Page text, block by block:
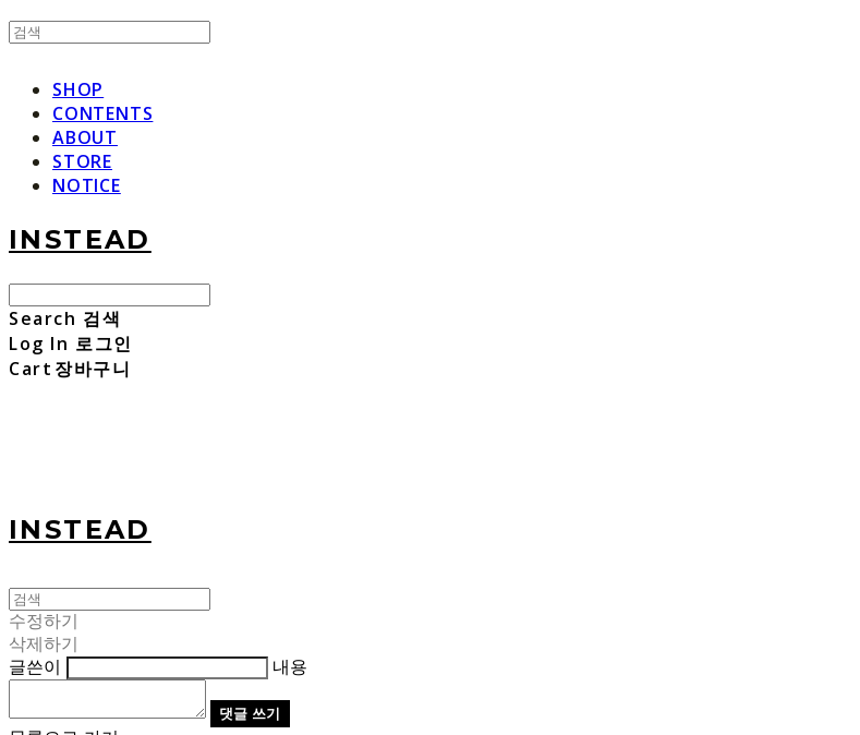
SHOP
CONTENTS
ABOUT
STORE
NOTICE
INSTEAD
Search 검색
Log In 로그인
Cart 장바구니
INSTEAD
수정하기
삭제하기
글쓴이
내용
댓글 쓰기